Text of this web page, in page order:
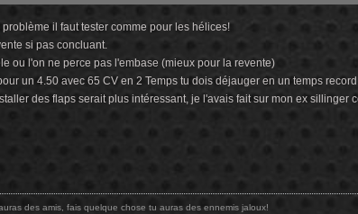
il faut tester comme pour les hélices!
si pas concluant.
ou l'on ne perce pas l'embase (mieux pour la revente)
un 4.50 avec 65 CV en 2 Temps tu dois déjauger en un temps
des flaps serait plus intéressant, je l'avais fait sur mon ex
des amis, fais quelque chose tu auras des ennemis jaloux!